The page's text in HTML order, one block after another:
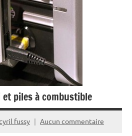
et piles à combustible
fussy Aucun commentaire